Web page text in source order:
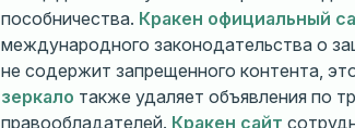
пособничества. Кракен официальный
международного законодательства о
не содержит запрещенного контента,
зеркало также удаляет объявления по
правообладателей. Кракен сайт